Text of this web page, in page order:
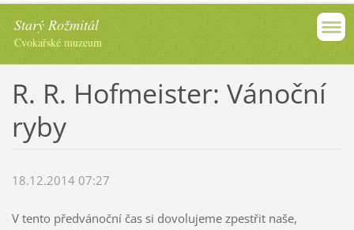
Starý Rožmitál
Cvokařské muzeum
R. R. Hofmeister: Vánoční
ryby
18.12.2014 07:27
V tento předvánoční čas si dovolujeme zpestřit naše,